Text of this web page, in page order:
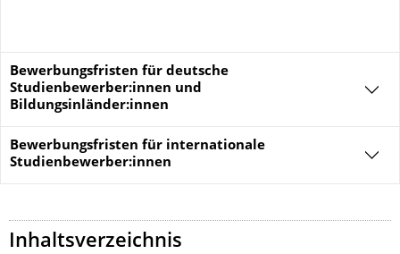
Bewerbungsfristen für deutsche
Studienbewerber:innen und
Bildungsinländer:innen
Bewerbungsfristen für internationale
Studienbewerber:innen
Inhaltsverzeichnis